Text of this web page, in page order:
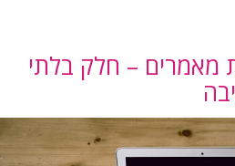
מאמרים – חלק בלתי